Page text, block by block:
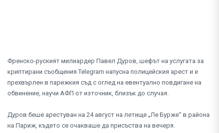
Френско-руският милиардер Павел Дуров, шефът на услугата за
криптирани съобщения Telegram напусна полицейския арест и е
прехвърлен в парижкия съд с оглед на евентуално повдигане на
обвинение, научи АФП от източник, близък до случая.
Дуров беше арестуван на 24 август на летище „Ле Бурже“ в района
на Париж, където се очакваше да присъства на вечеря.